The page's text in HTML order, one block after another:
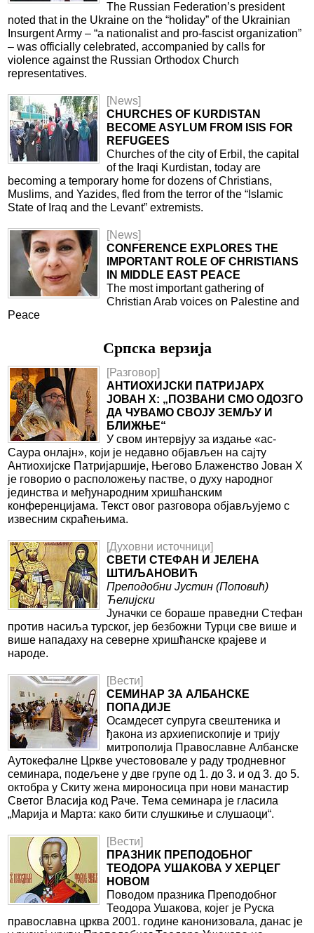
The Russian Federation’s president
noted that in the Ukraine on the “holiday” of the Ukrainian
Insurgent Army – “a nationalist and pro-fascist organization”
– was officially celebrated, accompanied by calls for
violence against the Russian Orthodox Church
representatives.
[News]
CHURCHES OF KURDISTAN
BECOME ASYLUM FROM ISIS FOR
REFUGEES
Churches of the city of Erbil, the capital
of the Iraqi Kurdistan, today are
becoming a temporary home for dozens of Christians,
Muslims, and Yazides, fled from the terror of the “Islamic
State of Iraq and the Levant” extremists.
[News]
CONFERENCE EXPLORES THE
IMPORTANT ROLE OF CHRISTIANS
IN MIDDLE EAST PEACE
The most important gathering of
Christian Arab voices on Palestine and
Peace
Српска верзиjа
[Разговор]
АНТИОХИЈСКИ ПАТРИЈАРХ
ЈОВАН Х: „ПОЗВАНИ СМО ОДОЗГО
ДА ЧУВАМО СВОЈУ ЗЕМЉУ И
БЛИЖЊЕ“
У свом интервјуу за издање «ас-
Саура онлајн», који је недавно објављен на сајту
Антиохијске Патријаршије, Његово Блаженство Јован Х
је говорио о расположењу пастве, о духу народног
јединства и међународним хришћанским
конференцијама. Текст овог разговора објављујемо с
извесним скраћењима.
[Духовни источници]
СВЕТИ СТЕФАН И ЈЕЛЕНА
ШТИЉАНОВИЋ
Преподобни Јустин (Поповић)
Ћелијски
Јуначки се бораше праведни Стефан
против насиља турског, јер безбожни Турци све више и
више нападаху на северне хришћанске крајеве и
народе.
[Вести]
СЕМИНАР ЗА АЛБАНСКЕ
ПОПАДИЈЕ
Осамдесет супруга свештеника и
ђакона из архиепископије и трију
митрополија Православне Албанске
Аутокефалне Цркве учестововале у раду тродневног
семинара, подељене у две групе од 1. до 3. и од 3. до 5.
октобра у Скиту жена мироносица при нови манастир
Светог Власија код Раче. Тема семинара је гласила
„Марија и Марта: како бити слушкиње и слушаоци“.
[Вести]
ПРАЗНИК ПРЕПОДОБНОГ
ТЕОДОРА УШАКОВА У ХЕРЦЕГ
НОВОМ
Поводом празника Преподобног
Теодора Ушакова, којег је Руска
православна црква 2001. године канонизовала, данас је